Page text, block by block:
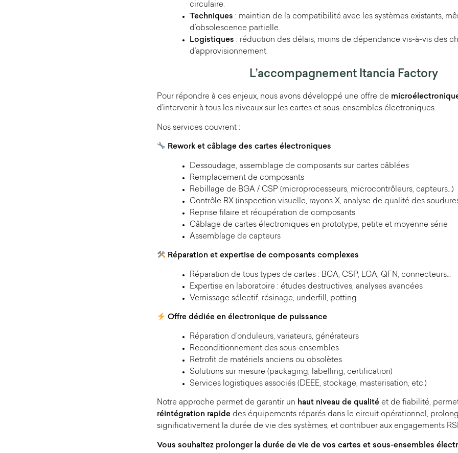
circulaire.
Techniques : maintien de la compatibilité avec les systèmes existants,
d’obsolescence partielle.
Logistiques : réduction des délais, moins de dépendance vis-à-vis des
d’approvisionnement.
L’accompagnement Itancia Factory
Pour répondre à ces enjeux, nous avons développé une offre de
d’intervenir à tous les niveaux sur les cartes et sous-ensembles électroniques.
Nos services couvrent :
Rework et câblage des cartes électroniques
Dessoudage, assemblage de composants sur cartes câblées
Remplacement de composants
Rebillage de BGA / CSP (microprocesseurs, microcontrôleurs, capteurs…)
Contrôle RX (inspection visuelle, rayons X, analyse de qualité des
Reprise filaire et récupération de composants
Câblage de cartes électroniques en prototype, petite et moyenne série
Assemblage de capteurs
Réparation et expertise de composants complexes
Réparation de tous types de cartes : BGA, CSP, LGA, QFN, connecteurs…
Expertise en laboratoire : études destructives, analyses avancées
Vernissage sélectif, résinage, underfill, potting
Offre dédiée en électronique de puissance
Réparation d’onduleurs, variateurs, générateurs
Reconditionnement des sous-ensembles
Retrofit de matériels anciens ou obsolètes
Solutions sur mesure (packaging, labelling, certification)
Services logistiques associés (DEEE, stockage, masterisation, etc.)
Notre approche permet de garantir un haut niveau de qualité et de fiabilité,
réintégration rapide des équipements réparés dans le circuit opérationnel,
significativement la durée de vie des systèmes, et contribuer aux engagements
Vous souhaitez prolonger la durée de vie de vos cartes et sous-ensembles